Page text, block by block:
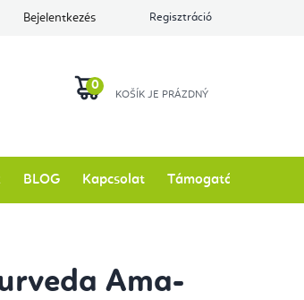
Bejelentkezés Regisztráció
BLOG Kapcsolat Támogatás
Ama-